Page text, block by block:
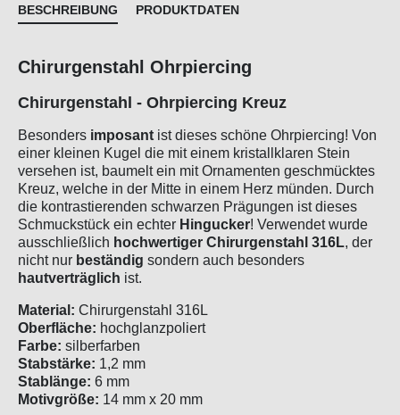
BESCHREIBUNG PRODUKTDATEN
Chirurgenstahl Ohrpiercing
Chirurgenstahl - Ohrpiercing Kreuz
Besonders imposant ist dieses schöne Ohrpiercing! Von
einer kleinen Kugel die mit einem kristallklaren Stein
versehen ist, baumelt ein mit Ornamenten geschmücktes
Kreuz, welche in der Mitte in einem Herz münden. Durch
die kontrastierenden schwarzen Prägungen ist dieses
Schmuckstück ein echter Hingucker! Verwendet wurde
ausschließlich hochwertiger Chirurgenstahl 316L, der
nicht nur beständig sondern auch besonders
hautverträglich ist.
Material: Chirurgenstahl 316L
Oberfläche: hochglanzpoliert
Farbe: silberfarben
Stabstärke: 1,2 mm
Stablänge: 6 mm
Motivgröße: 14 mm x 20 mm